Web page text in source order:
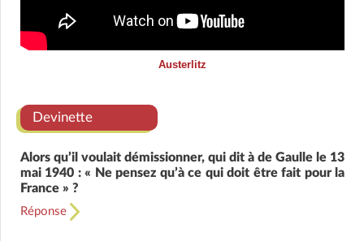
Austerlitz
Devinette
Alors qu’il voulait démissionner, qui dit à de Gaulle le 13
mai 1940 : « Ne pensez qu’à ce qui doit être fait pour la
France » ?
Réponse